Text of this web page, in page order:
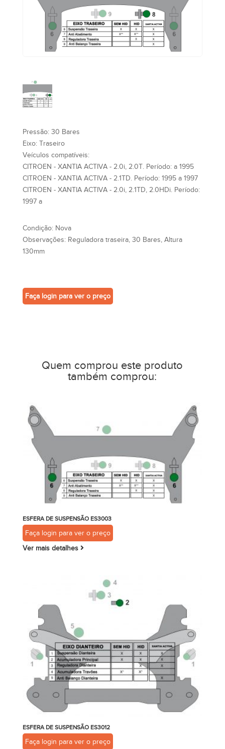
Pressão: 30 Bares
Eixo: Traseiro
Veículos compatíveis:
CITROEN - XANTIA ACTIVA - 2.0i, 2.0T. Período: a 1995
CITROEN - XANTIA ACTIVA - 2.1TD. Período: 1995 a 1997
CITROEN - XANTIA ACTIVA - 2.0i, 2.1TD, 2.0HDi. Período:
1997 a
Condição: Nova
Observações: Reguladora traseira, 30 Bares, Altura
130mm
Faça login para ver o preço
Quem comprou este produto
também comprou:
ESFERA DE SUSPENSÃO ES3003
Faça login para ver o preço
Ver mais detalhes
ESFERA DE SUSPENSÃO ES3012
Faça login para ver o preço